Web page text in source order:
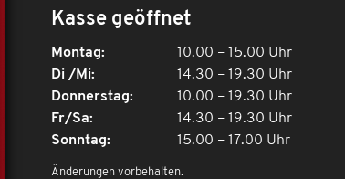
Kasse geöffnet
Montag:
10.00 – 15.00 Uhr
Di /Mi:
14.30 – 19.30 Uhr
Donnerstag:
10.00 – 19.30 Uhr
Fr/Sa:
14.30 – 19.30 Uhr
Sonntag:
15.00 – 17.00 Uhr
Änderungen vorbehalten.